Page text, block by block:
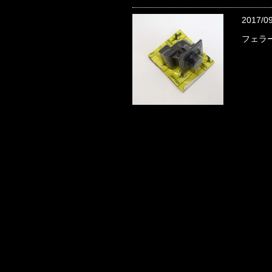
2017/
フェラ